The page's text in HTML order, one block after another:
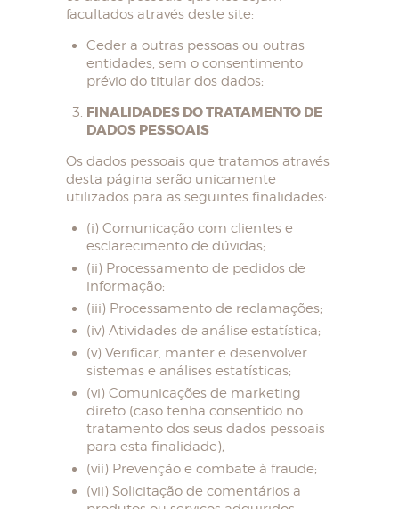
HOME
SOBRE NÓS
LOJA
BLOG
CONTACTOS
MINHA CONTA
facultados através deste site:
Ceder a outras pessoas ou outras
entidades, sem o consentimento
prévio do titular dos dados;
FINALIDADES DO TRATAMENTO DE
DADOS PESSOAIS
Os dados pessoais que tratamos através
desta página serão unicamente
utilizados para as seguintes finalidades:
(i) Comunicação com clientes e
esclarecimento de dúvidas;
(ii) Processamento de pedidos de
informação;
(iii) Processamento de reclamações;
(iv) Atividades de análise estatística;
(v) Verificar, manter e desenvolver
sistemas e análises estatísticas;
(vi) Comunicações de marketing
direto (caso tenha consentido no
tratamento dos seus dados pessoais
para esta finalidade);
(vii) Prevenção e combate à fraude;
(vii) Solicitação de comentários a